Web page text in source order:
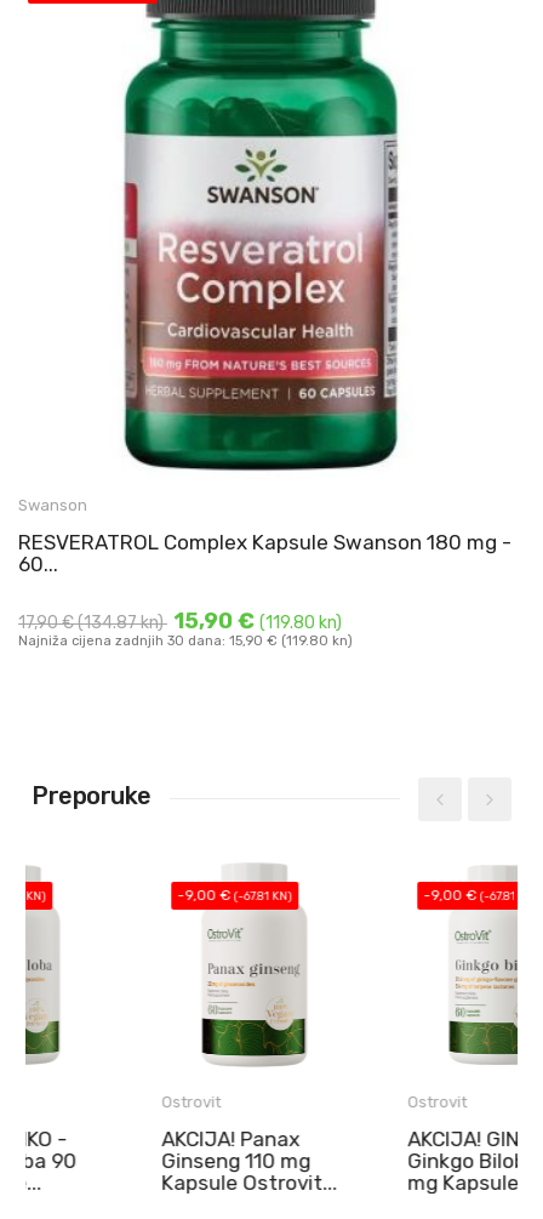
Swanson
RESVERATROL Complex Kapsule Swanson 180 mg -
60...
17,90 €(134.87 kn) 15,90 € (119.80 kn)
Najniža cijena zadnjih 30 dana: 15,90 € (119.80 kn)
RESVERATROL Complex Kapsule Swanson 180 mg - 60
Sadrži resveratrol, ...
Preporuke
(-67.81 KN)
AKCIJA! Panax
Ginseng 110 mg
Kapsule Ostrovit...
(-67.81 KN)
AKCIJA! GINKO -
Ginkgo Biloba 90
mg Kapsule...